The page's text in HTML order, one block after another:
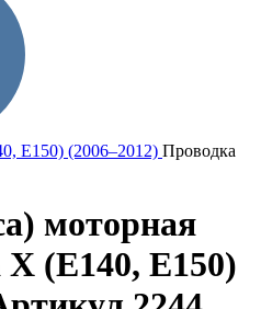
E150) (2006–2012) Проводка
моторная
(E140, E150)